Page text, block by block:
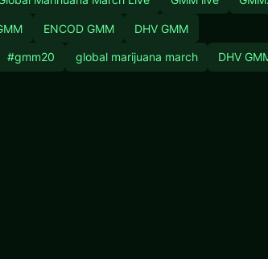
ENCOD GMM DHV GMM
#gmm20 global marijuana march DHV